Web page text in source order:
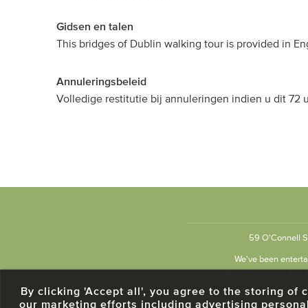
Gidsen en talen
This bridges of Dublin walking tour is provided in
Annuleringsbeleid
Volledige restitutie bij annuleringen indien u dit 72
59 O'Connell
We've been
By clicking 'Accept all', you agree to the storing of
our marketing efforts including advertising